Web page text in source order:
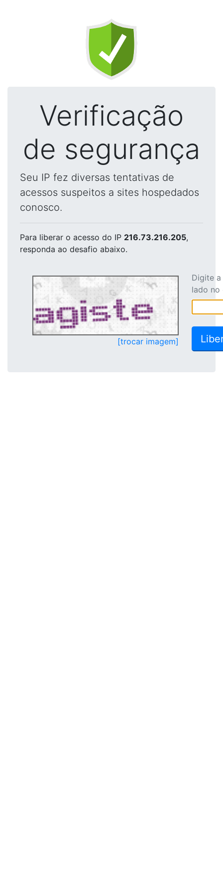
Verificação
de segurança
Seu IP fez diversas tentativas de
acessos suspeitos a sites hospedados
conosco.
Para liberar o acesso do IP 216.73.216.205,
responda ao desafio abaixo.
[trocar imagem]
Digite
lado no